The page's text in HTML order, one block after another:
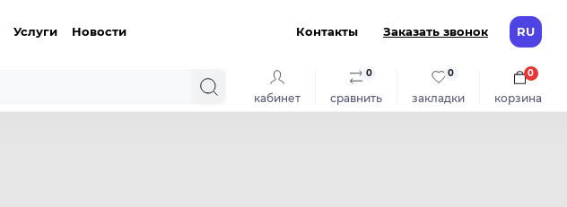
Услуги Новости Контакты Заказать звонок RU
кабинет сравнить
0
закладки
0
корзина
0